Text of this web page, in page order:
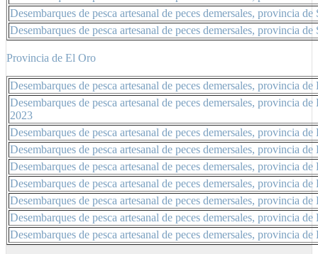
Desembarques de pesca artesanal de peces demersales, provincia
Desembarques de pesca artesanal de peces demersales, provincia
Provincia de El Oro
Desembarques de pesca artesanal de peces demersales, provincia
Desembarques de pesca artesanal de peces demersales, provincia
2023
Desembarques de pesca artesanal de peces demersales, provincia
Desembarques de pesca artesanal de peces demersales, provincia
Desembarques de pesca artesanal de peces demersales, provincia
Desembarques de pesca artesanal de peces demersales, provincia
Desembarques de pesca artesanal de peces demersales, provincia
Desembarques de pesca artesanal de peces demersales, provincia
Desembarques de pesca artesanal de peces demersales, provincia